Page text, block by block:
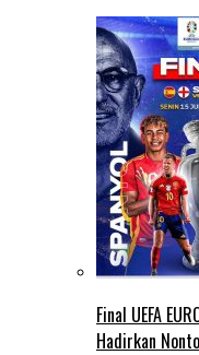
Final UEFA
Hadirkan